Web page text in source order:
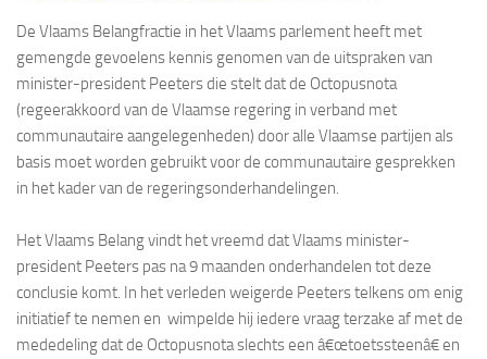
De Vlaams Belangfractie in het Vlaams parlement heeft met
gemengde gevoelens kennis genomen van de uitspraken van
minister-president Peeters die stelt dat de Octopusnota
(regeerakkoord van de Vlaamse regering in verband met
communautaire aangelegenheden) door alle Vlaamse partijen als
basis moet worden gebruikt voor de communautaire gesprekken
in het kader van de regeringsonderhandelingen.
Het Vlaams Belang vindt het vreemd dat Vlaams minister-
president Peeters pas na 9 maanden onderhandelen tot deze
conclusie komt. In het verleden weigerde Peeters telkens om enig
initiatief te nemen en wimpelde hij iedere vraag terzake af met de
mededeling dat de Octopusnota slechts een â€œtoetssteenâ€ en